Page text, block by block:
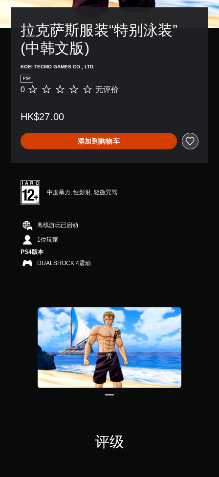
拉克萨斯服装“特别泳装”
(中韩文版)
KOEI TECMO GAMES CO., LTD.
PS4
无
0 无评价
HK$27.00
添加到购物车
中度暴力, 性影射, 轻微咒骂
离线游玩已启动
1位玩家
PS4版本
DUALSHOCK 4震动
评级